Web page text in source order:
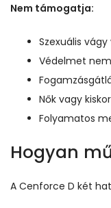
Nem támogatja:
Szexuális
Védelmet
Nők vagy
Folyamatos
Hogyan
A Cenforce D két